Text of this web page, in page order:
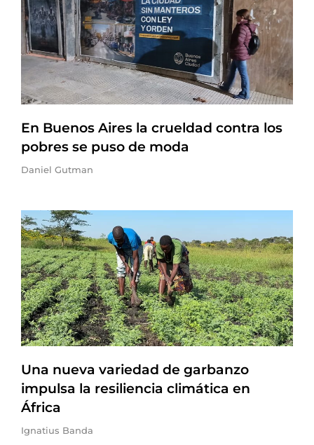
En Buenos Aires la crueldad contra los
pobres se puso de moda
Daniel Gutman
Una nueva variedad de garbanzo
impulsa la resiliencia climática en
África
Ignatius Banda